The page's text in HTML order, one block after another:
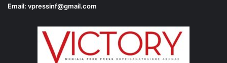
Email: vpressinf@gmail.com